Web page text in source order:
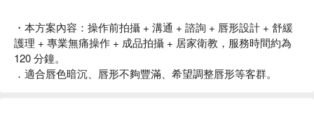
・本方案內容：操作前拍攝 + 溝通 + 諮詢 + 唇形設計 + 舒緩
護理 + 專業無痛操作 + 成品拍攝 + 居家衛教，服務時間約為
120 分鐘。
．適合唇色暗沉、唇形不夠豐滿、希望調整唇形等客群。